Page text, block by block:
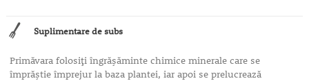
Suplimentare de subs
Primăvara folosiţi îngrăşăminte chimice minerale care se
împrăştie împrejur la baza plantei, iar apoi se prelucrează